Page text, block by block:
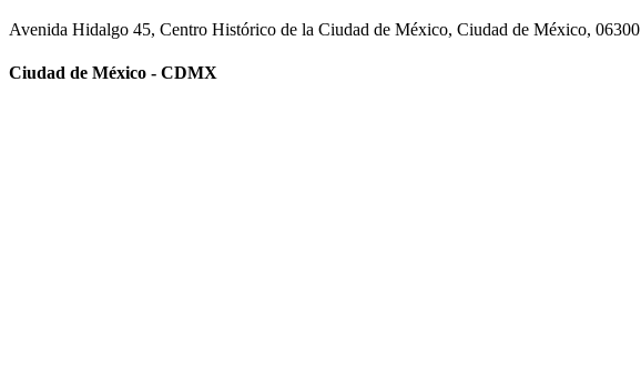
Avenida Hidalgo 45, Centro Histórico de la Ciudad de México, Ciudad de México, 06300
Ciudad de México - CDMX